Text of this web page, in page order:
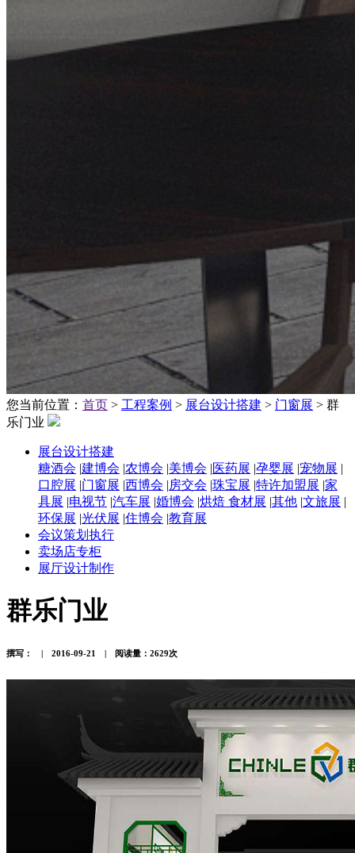
您当前位置： 首页 > 工程案例 > 展台设计搭建 > 门窗展 > 群
乐门业
展台设计搭建
糖酒会 |建博会 |农博会 |美博会 |医药展 |孕婴展 |宠物展 |
口腔展 |门窗展 |西博会 |房交会 |珠宝展 |特许加盟展 |家
具展 |电视节 |汽车展 |婚博会 |烘焙 食材展 |其他 |文旅展 |
环保展 |光伏展 |住博会 |教育展
会议策划执行
卖场店专柜
展厅设计制作
群乐门业
撰写： | 2016-09-21 | 阅读量：2629次